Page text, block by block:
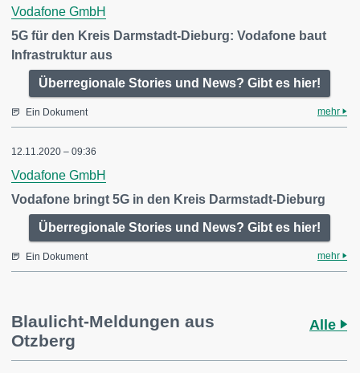
Vodafone GmbH
5G für den Kreis Darmstadt-Dieburg: Vodafone baut
Infrastruktur aus
Überregionale Stories und News? Gibt es hier!
Ein Dokument mehr
12.11.2020 – 09:36
Vodafone GmbH
Vodafone bringt 5G in den Kreis Darmstadt-Dieburg
Überregionale Stories und News? Gibt es hier!
Ein Dokument mehr
Blaulicht-Meldungen aus
Otzberg
Alle